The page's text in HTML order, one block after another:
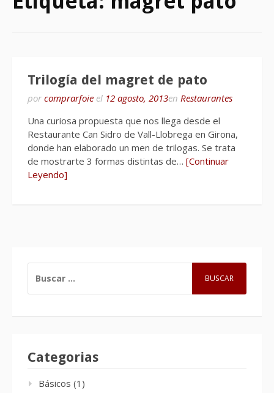
Trilogía del magret de pato
por comprarfoie el 12 agosto, 2013en Restaurantes
Una curiosa propuesta que nos llega desde el
Restaurante Can Sidro de Vall-Llobrega en Girona,
donde han elaborado un men de trilogas. Se trata
de mostrarte 3 formas distintas de… [Continuar
Leyendo]
Categorias
Básicos (1)